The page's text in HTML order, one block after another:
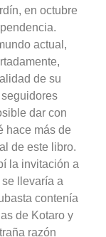
en octubre
actual,
de su
dar con
hace más de
de este libro.
la invitación a
llevaría a
contenía
de Kotaro y
razón